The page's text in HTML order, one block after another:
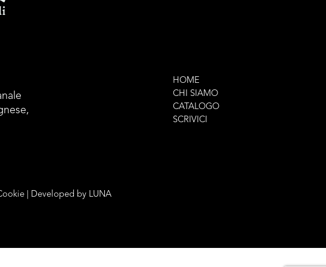
HOME
CHI SIAMO
CATALOGO
SCRIVICI
| Developed by LUNA